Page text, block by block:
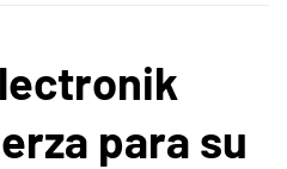
para su